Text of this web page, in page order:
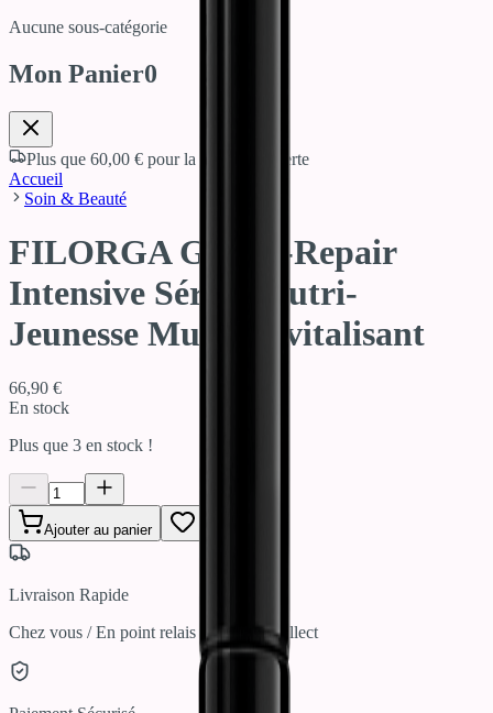
Aucune sous-catégorie
Mon Panier0
Plus que 60,00 € pour la livraison offerte
Accueil
Soin & Beauté
FILORGA Global-Repair
Intensive Sérum Nutri-
Jeunesse Multi-Revitalisant
66,90 €
En stock
Plus que 3 en stock !
Ajouter au panier
Livraison Rapide
Chez vous / En point relais / Click & Collect